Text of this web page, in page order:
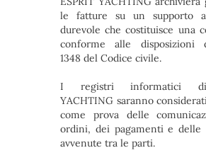
le fatture su un supporto
durevole che costituisce una
conforme alle disposizioni
1348 del Codice civile.
I registri informatici di
YACHTING saranno
come prova delle
ordini, dei pagamenti e delle
avvenute tra le parti.